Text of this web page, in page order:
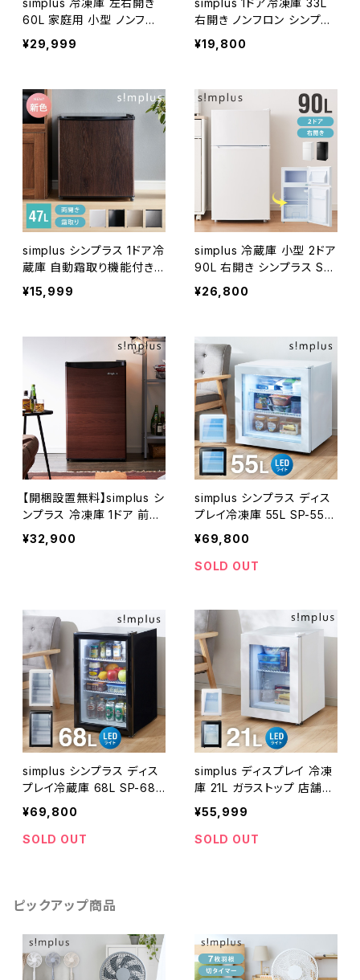
60L 家庭用 小型 ノンフロ
ン 前開き 業務用 フリーザ
ー ストッカー スリム 冷凍
RFD1 シンプラス
¥29,999
右開き ノンフロン シンプラ
ス SP-33LRFD1
¥19,800
simplus シンプラス 1ドア冷
蔵庫 自動霜取り機能付き
47L SP-47LD
¥15,999
simplus 冷蔵庫 小型 2ドア
90L 右開き シンプラス SP-
90LD2
¥26,800
【開梱設置無料】simplus シ
ンプラス 冷凍庫 1ドア 前開
き 88L SP-88LF1-WD ダ
ークウッド 木目調 直冷式
¥32,900
simplus シンプラス ディス
プレイ冷凍庫 55L SP-55D
SLF ショーケース仕様 冷凍
庫 店舗 業務用
¥69,800
SOLD OUT
simplus シンプラス ディス
プレイ冷蔵庫 68L SP-68D
SL ショーケース仕様
¥69,800
SOLD OUT
simplus ディスプレイ 冷凍
庫 21L ガラストップ 店舗
業務用 セカンド SP-SD21
シンプラス 卓上 コンパクト
ショーケース
¥55,999
SOLD OUT
ピックアップ商品